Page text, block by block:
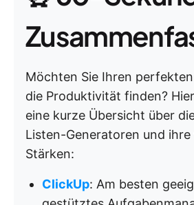
Möchten Sie Ihren
die Produktivität finden?
eine kurze Übersicht über
Listen-Generatoren und
Stärken:
ClickUp: Am besten